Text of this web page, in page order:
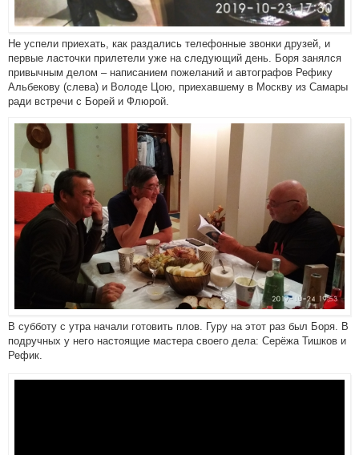
Не успели приехать, как раздались телефонные звонки друзей, и
первые ласточки прилетели уже на следующий день. Боря занялся
привычным делом – написанием пожеланий и автографов Рефику
Альбекову (слева) и Володе Цою, приехавшему в Москву из Самары
ради встречи с Борей и Флюрой.
В субботу с утра начали готовить плов. Гуру на этот раз был Боря. В
подручных у него настоящие мастера своего дела: Серёжа Тишков и
Рефик.